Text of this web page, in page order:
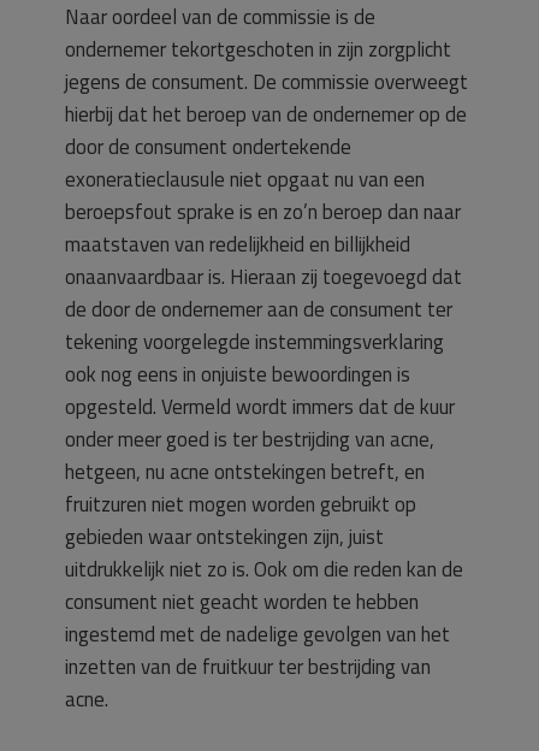
Naar oordeel van de commissie is de
ondernemer tekortgeschoten in zijn zorgplicht
jegens de consument. De commissie overweegt
hierbij dat het beroep van de ondernemer op de
door de consument ondertekende
exoneratieclausule niet opgaat nu van een
beroepsfout sprake is en zo’n beroep dan naar
maatstaven van redelijkheid en billijkheid
onaanvaardbaar is. Hieraan zij toegevoegd dat
de door de ondernemer aan de consument ter
tekening voorgelegde instemmingsverklaring
ook nog eens in onjuiste bewoordingen is
opgesteld. Vermeld wordt immers dat de kuur
onder meer goed is ter bestrijding van acne,
hetgeen, nu acne ontstekingen betreft, en
fruitzuren niet mogen worden gebruikt op
gebieden waar ontstekingen zijn, juist
uitdrukkelijk niet zo is. Ook om die reden kan de
consument niet geacht worden te hebben
ingestemd met de nadelige gevolgen van het
inzetten van de fruitkuur ter bestrijding van
acne.